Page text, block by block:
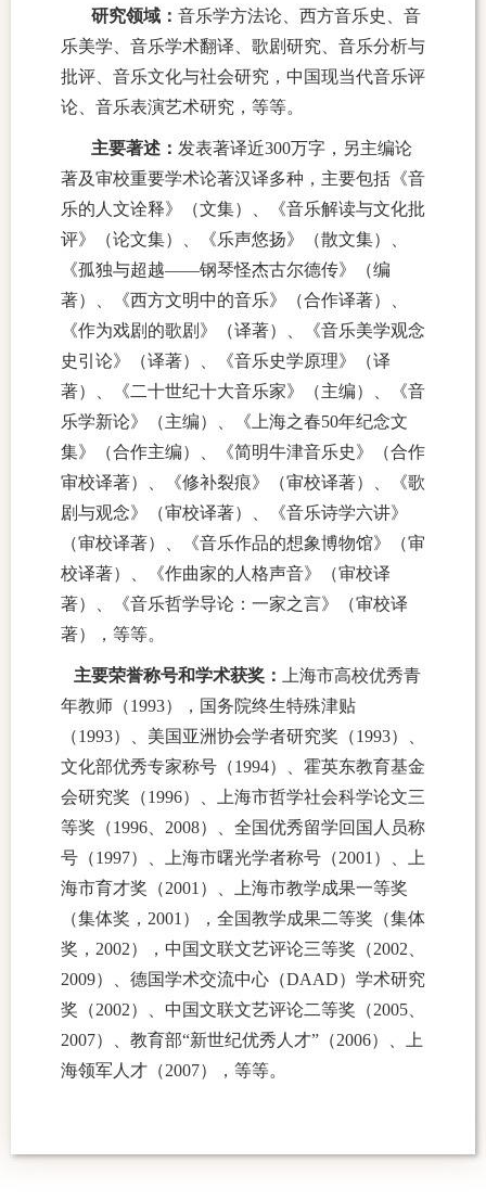
研究领域： 音乐学方法论、西方音乐史、音
乐美学、音乐学术翻译、歌剧研究、音乐分析与
批评、音乐文化与社会研究，中国现当代音乐评
论、音乐表演艺术研究，等等。
主要著述： 发表著译近300万字，另主编论
著及审校重要学术论著汉译多种，主要包括《音
乐的人文诠释》（文集）、《音乐解读与文化批
评》（论文集）、《乐声悠扬》（散文集）、
《孤独与超越——钢琴怪杰古尔德传》（编
著）、《西方文明中的音乐》（合作译著）、
《作为戏剧的歌剧》（译著）、《音乐美学观念
史引论》（译著）、《音乐史学原理》（译
著）、《二十世纪十大音乐家》（主编）、《音
乐学新论》（主编）、《上海之春50年纪念文
集》（合作主编）、《简明牛津音乐史》（合作
审校译著）、《修补裂痕》（审校译著）、《歌
剧与观念》（审校译著）、《音乐诗学六讲》
（审校译著）、《音乐作品的想象博物馆》（审
校译著）、《作曲家的人格声音》（审校译
著）、《音乐哲学导论：一家之言》（审校译
著），等等。
主要荣誉称号和学术获奖：
上海市高校优秀青
年教师（1993），国务院终生特殊津贴
（1993）、美国亚洲协会学者研究奖（1993）、
文化部优秀专家称号（1994）、霍英东教育基金
会研究奖（1996）、上海市哲学社会科学论文三
等奖（1996、2008）、全国优秀留学回国人员称
号（1997）、上海市曙光学者称号（2001）、上
海市育才奖（2001）、上海市教学成果一等奖
（集体奖，2001），全国教学成果二等奖（集体
奖，2002），中国文联文艺评论三等奖（2002、
2009）、德国学术交流中心（DAAD）学术研究
奖（2002）、中国文联文艺评论二等奖（2005、
2007）、教育部“新世纪优秀人才”（2006）、上
海领军人才（2007），等等。